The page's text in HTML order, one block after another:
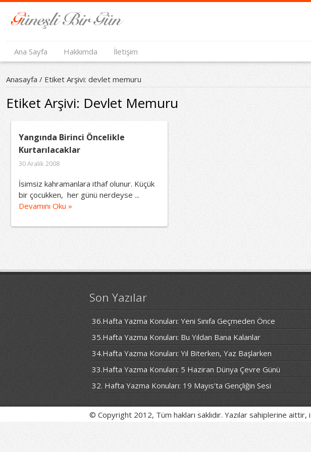
Ana Sayfa Hakkımda İletişim
Anasayfa/ Etiket Arşivi: devlet memuru
Etiket Arşivi: Devlet Memuru
Yangında Birinci Öncelikle
Kurtarılacaklar
30 Aralık 2008
İsimsiz kahramanlara ithaf olunur. Küçük
bir çocukken, her günü nerdeyse ...
Devamını Oku »
Son Yazılar
36.Hafta Yazma Konuları: Yeni Sınıfa Geçmeden Önce
35.Hafta Yazma Konuları: Bu Yıldan Bana Kalanlar
34.Hafta Yazma Konuları: Yıl Biterken, Yaz Başlarken
33.Hafta Yazma Konuları: 5 Haziran Dünya Çevre Günü
32. Hafta Yazma Konuları: 19 Mayıs’ta Gençliğin Sesi
© Copyright 2012, Tüm hakları saklıdır. Yazılar sahiplerine aittir,